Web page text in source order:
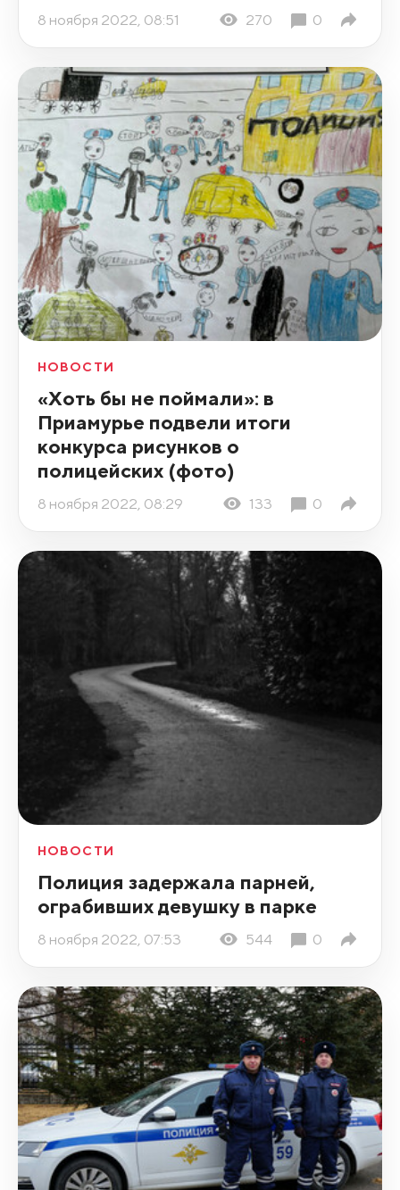
8 ноября 2022, 08:51 270 0
НОВОСТИ
«Хоть бы не поймали»: в
Приамурье подвели итоги
конкурса рисунков о
полицейских (фото)
8 ноября 2022, 08:29 133 0
НОВОСТИ
Полиция задержала парней,
ограбивших девушку в парке
8 ноября 2022, 07:53 544 0